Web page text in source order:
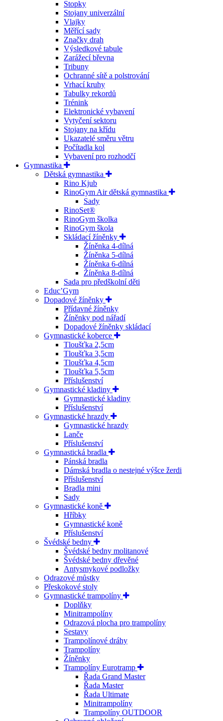
Stopky
Stojany univerzální
Vlajky
Měřící sady
Značky drah
Výsledkové tabule
Zarážecí břevna
Tribuny
Ochranné sítě a polstrování
Vrhací kruhy
Tabulky rekordů
Trénink
Elektronické vybavení
Vytyčení sektoru
Stojany na křídu
Ukazatelé směru větru
Počítadla kol
Vybavení pro rozhodčí
Gymnastika
Dětská gymnastika
Rino Kjub
RinoGym Air dětská gymnastika
Sady
RinoSet®
RinoGym školka
RinoGym škola
Skládací žíněnky
Žíněnka 4-dílná
Žíněnka 5-dílná
Žíněnka 6-dílná
Žíněnka 8-dílná
Sada pro předškolní děti
Educ’Gym
Dopadové žíněnky
Přídavné žíněnky
Žíněnky pod nářadí
Dopadové žíněnky skládací
Gymnastické koberce
Tloušťka 2,5cm
Tloušťka 3,5cm
Tloušťka 4,5cm
Tloušťka 5,5cm
Příslušenství
Gymnastické kladiny
Gymnastické kladiny
Příslušenství
Gymnastické hrazdy
Gymnastické hrazdy
Lanče
Příslušenství
Gymnastická bradla
Pánská bradla
Dámská bradla o nestejné výšce žerdi
Příslušenství
Bradla mini
Sady
Gymnastické koně
Hříbky
Gymnastické koně
Příslušenství
Švédské bedny
Švédské bedny molitanové
Švédské bedny dřevěné
Antysmykové podložky
Odrazové můstky
Přeskokové stoly
Gymnastické trampolíny
Doplňky
Minitrampolíny
Odrazová plocha pro trampolíny
Sestavy
Trampolínové dráhy
Trampolíny
Žíněnky
Trampolíny Eurotramp
Řada Grand Master
Řada Master
Řada Ultimate
Minitrampolíny
Trampolíny OUTDOOR